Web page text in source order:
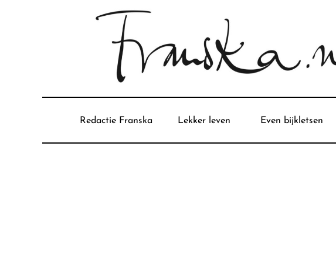
Redactie Franska Lekker leven Even bijkletsen